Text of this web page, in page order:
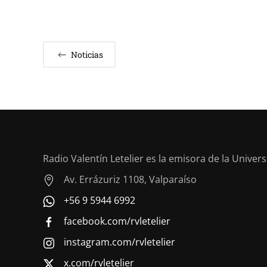
Noticias
Radio Valentín Letelier es la emisora de la
Av. Errázuriz 1108, Valparaíso
+56 9 5944 6992
facebook.com/rvletelier
instagram.com/rvletelier
x.com/rvletelier